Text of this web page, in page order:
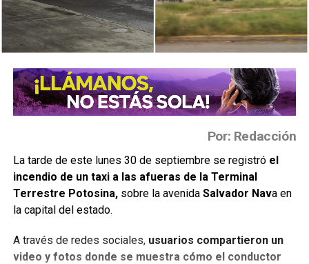
Por: Redacción
La tarde de este lunes 30 de septiembre se registró el
incendio de un taxi a las afueras de la Terminal
Terrestre Potosina,sobre la avenida Salvador Nava en
la capital del estado.
A través de redes sociales, usuarios compartieron un
video y fotos donde se muestra cómo el conductor